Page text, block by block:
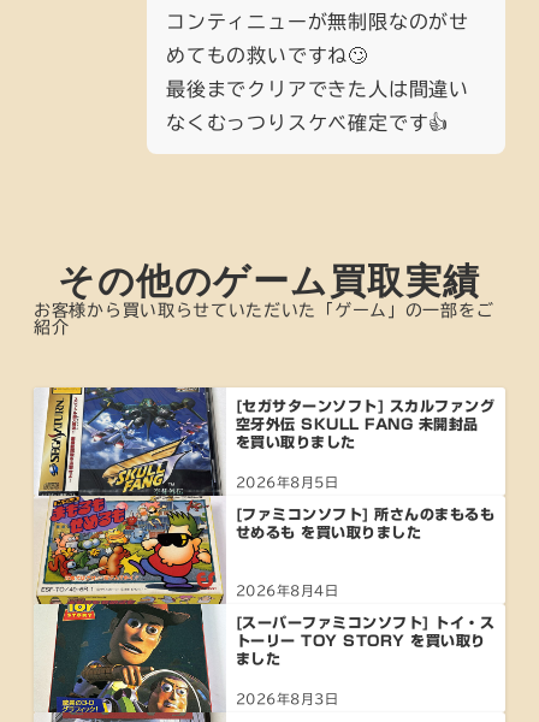
コンティニューが無制限なのがせ
めてもの救いですね🙄
最後までクリアできた人は間違い
なくむっつりスケベ確定です👍
その他のゲーム買取実績
お客様から買い取らせていただいた「ゲーム」の一部をご
紹介
[セガサターンソフト] スカルファング
空牙外伝 SKULL FANG 未開封品
を買い取りました
2026年8月5日
[ファミコンソフト] 所さんのまもるも
せめるも を買い取りました
2026年8月4日
[スーパーファミコンソフト] トイ・ス
トーリー TOY STORY を買い取り
ました
2026年8月3日